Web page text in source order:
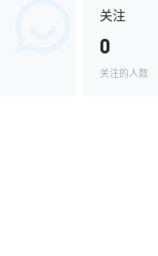
关注
0
关注的人数